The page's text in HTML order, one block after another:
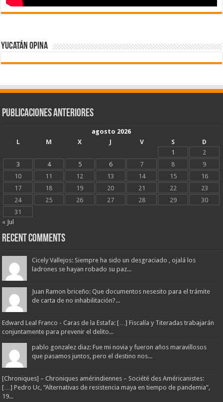
Yucatán Opina
Publicaciones Anteriores
agosto 2026
L
M X J V S
D
1
2
3
4 5 6 7 8
9
10
11 12 13 14 15
16
17
18 19 20 21 22
23
24
25 26 27 28 29
30
31
« Jul
Recent Comments
Cicely Vallejos: Siempre ha sido un desgraciado , ojalá los
ladrones se hayan robado su paz...
Juan Ramon briceño: Que documentos nesesito para el trámite
de carta de no inhabilitación?...
Edward Leal Franco - Caras de la Estafa: […] Fiscalía y Titeradas trabajarán
conjuntamente para prevenir el delito...
pablo gonzalez diaz: Fue mi novia y fueron años maravillosos
que pasamos juntos, pero el destino nos...
[Chroniques] – Chroniques amérindiennes – Société des Américanistes:
[…] Pedro Uc, “Alternativas de resistencia maya en tiempo de pandemia”,
19...